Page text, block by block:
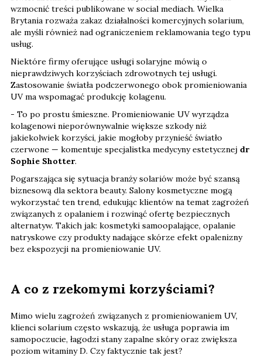
wzmocnić treści publikowane w social mediach. Wielka
Brytania rozważa zakaz działalności komercyjnych solarium,
ale myśli również nad ograniczeniem reklamowania tego typu
usług.
Niektóre firmy oferujące usługi solaryjne mówią o
nieprawdziwych korzyściach zdrowotnych tej usługi.
Zastosowanie światła podczerwonego obok promieniowania
UV ma wspomagać produkcję kolagenu.
- To po prostu śmieszne. Promieniowanie UV wyrządza
kolagenowi nieporównywalnie większe szkody niż
jakiekolwiek korzyści, jakie mogłoby przynieść światło
czerwone — komentuje specjalistka medycyny estetycznej dr
Sophie Shotter.
Pogarszająca się sytuacja branży solariów może być szansą
biznesową dla sektora beauty. Salony kosmetyczne mogą
wykorzystać ten trend, edukując klientów na temat zagrożeń
związanych z opalaniem i rozwinąć ofertę bezpiecznych
alternatyw. Takich jak: kosmetyki samoopalające, opalanie
natryskowe czy produkty nadające skórze efekt opalenizny
bez ekspozycji na promieniowanie UV.
A co z rzekomymi korzyściami?
Mimo wielu zagrożeń związanych z promieniowaniem UV,
klienci solarium często wskazują, że usługa poprawia im
samopoczucie, łagodzi stany zapalne skóry oraz zwiększa
poziom witaminy D. Czy faktycznie tak jest?